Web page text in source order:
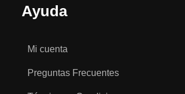
Ayuda
Mi cuenta
Preguntas Frecuentes